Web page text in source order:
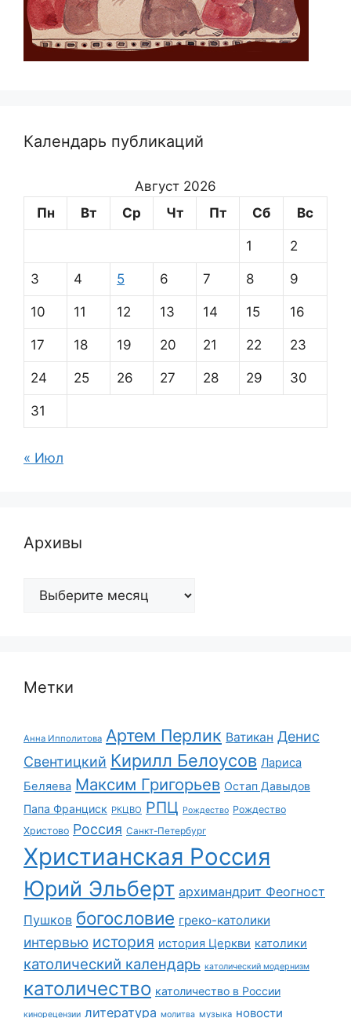
Календарь публикаций
Август 2026
Пн
Вт Ср Чт Пт Сб Вс
1 2
3 4 5 6 7 8 9
10 11 12 13 14 15 16
17 18 19 20 21 22 23
24 25 26 27 28 29 30
31
« Июл
Архивы
Архивы
Метки
Анна Ипполитова Артем Перлик Ватикан Денис
Свентицкий Кирилл Белоусов Лариса
Беляева Максим Григорьев Остап Давыдов
Папа Франциск РКЦВО РПЦ Рождество Рождество
Христово Россия Санкт-Петербург
Христианская Россия
Юрий Эльберт архимандрит Феогност
Пушков богословие греко-католики
интервью история история Церкви католики
католический календарь католический модернизм
католичество католичество в России
кинорецензии литература молитва музыка новости